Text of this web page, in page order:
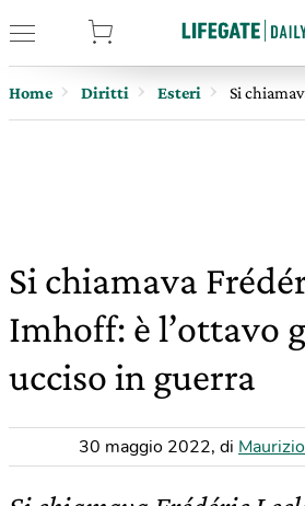
Home Diritti Esteri Si
Si chiamava
Imhoff: è l’ottavo
ucciso in guerra
30 maggio 2022, di